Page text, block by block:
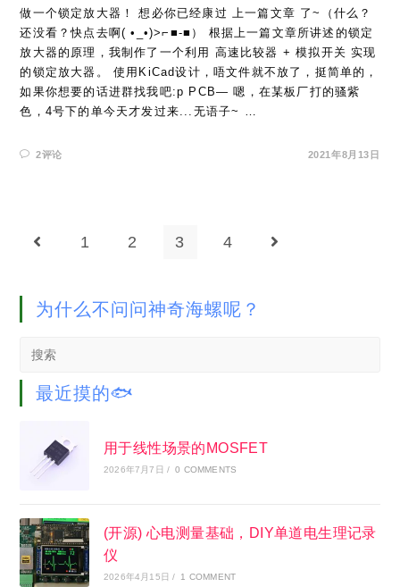
做一个锁定放大器！ 想必你已经康过 上一篇文章 了~（什么？
还没看？快点去啊( •_•)>⌐■-■） 根据上一篇文章所讲述的锁定
放大器的原理，我制作了一个利用 高速比较器 + 模拟开关 实现
的锁定放大器。 使用KiCad设计，唔文件就不放了，挺简单的，
如果你想要的话进群找我吧:p PCB— 嗯，在某板厂打的骚紫
色，4号下的单今天才发过来...无语子~ …
2评论 2021年8月13日
Go to the previous page
1 2 3 4 Go to the next
为什么不问问神奇海螺呢？
Search
website
最近摸的🐟
用于线性场景的MOSFET
2026年7月7日 / 0 COMMENTS
(开源) 心电测量基础，DIY单道电生理记录
仪
2026年4月15日 / 1 COMMENT